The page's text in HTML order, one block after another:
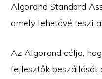
Algorand Standard
amely lehetővé teszi
Az Algorand célja,
fejlesztők beszállását